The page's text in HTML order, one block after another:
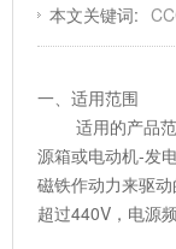
本文关键词:
一、适用范围
适用的产品范
源箱或电动机-发
磁铁作动力来驱
超过440V，电源